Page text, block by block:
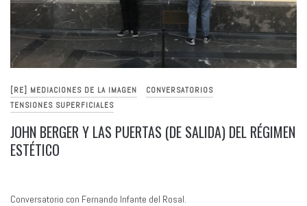
[RE] MEDIACIONES DE LA IMAGEN
CONVERSATORIOS
TENSIONES SUPERFICIALES
JOHN BERGER Y LAS PUERTAS (DE SALIDA) DEL RÉGIMEN
ESTÉTICO
Conversatorio con Fernando Infante del Rosal.